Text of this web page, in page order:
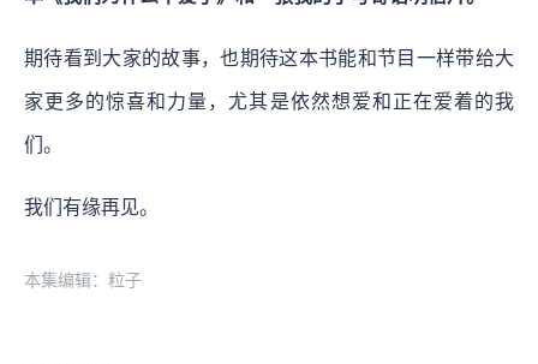
期待看到大家的故事，也期待这本书能和节目一样带给大
家更多的惊喜和力量，尤其是依然想爱和正在爱着的我
们。
我们有缘再见。
本集编辑：粒子